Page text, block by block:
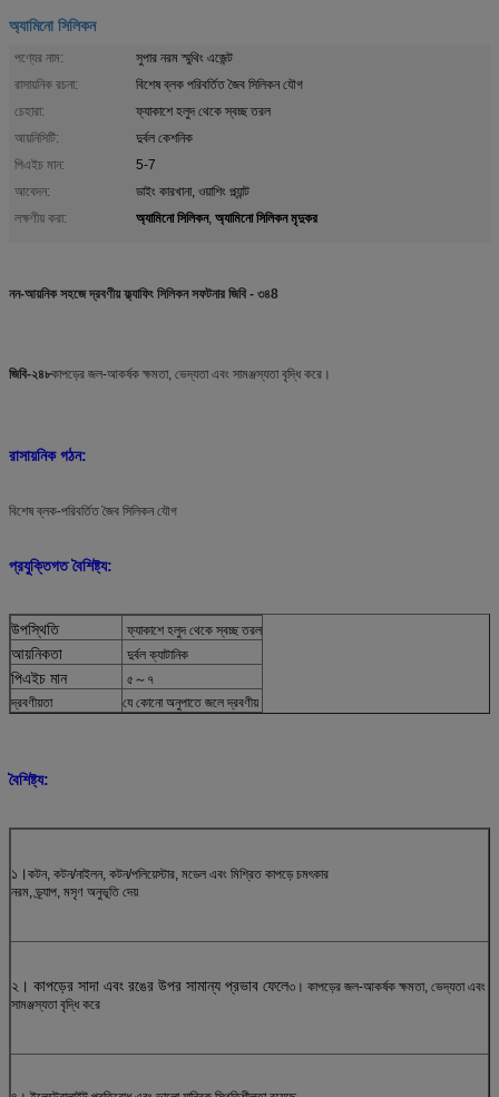
অ্যামিনো সিলিকন
পণ্যের নাম:
সুপার নরম স্মুথিং এজেন্ট
রাসায়নিক রচনা:
বিশেষ ব্লক পরিবর্তিত জৈব সিলিকন যৌগ
চেহারা:
ফ্যাকাশে হলুদ থেকে স্বচ্ছ তরল
আয়নিসিটি:
দুর্বল কেশনিক
পিএইচ মান:
5-7
আবেদন:
ডাইং কারখানা, ওয়াশিং প্ল্যান্ট
লক্ষণীয় করা:
অ্যামিনো সিলিকন, অ্যামিনো সিলিকন মৃদুকর
নন-আয়নিক সহজে দ্রবণীয় ফ্ল্যাফিং সিলিকন সফটনার জিবি - ৩৪8
জিবি-২৪৮কাপড়ের জল-আকর্ষক ক্ষমতা, ভেদ্যতা এবং সামঞ্জস্যতা বৃদ্ধি করে।
রাসায়নিক গঠন:
বিশেষ ব্লক-পরিবর্তিত জৈব সিলিকন যৌগ
প্রযুক্তিগত বৈশিষ্ট্য:
উপস্থিতি ফ্যাকাশে হলুদ থেকে স্বচ্ছ তরল
আয়নিকতা দুর্বল ক্যাটানিক
পিএইচ মান
৫～৭
দ্রবণীয়তা
যে কোনো অনুপাতে জলে দ্রবণীয়
বৈশিষ্ট্য:
১। কটন, কটন/নাইলন, কটন/পলিয়েস্টার, মডেল এবং মিশ্রিত কাপড়ে চমৎকার
নরম, ড্র্যাপ, মসৃণ অনুভূতি দেয়
২। কাপড়ের সাদা এবং রঙের উপর সামান্য প্রভাব ফেলে৩। কাপড়ের জল-আকর্ষক ক্ষমতা, ভেদ্যতা এবং
সামঞ্জস্যতা বৃদ্ধি করে